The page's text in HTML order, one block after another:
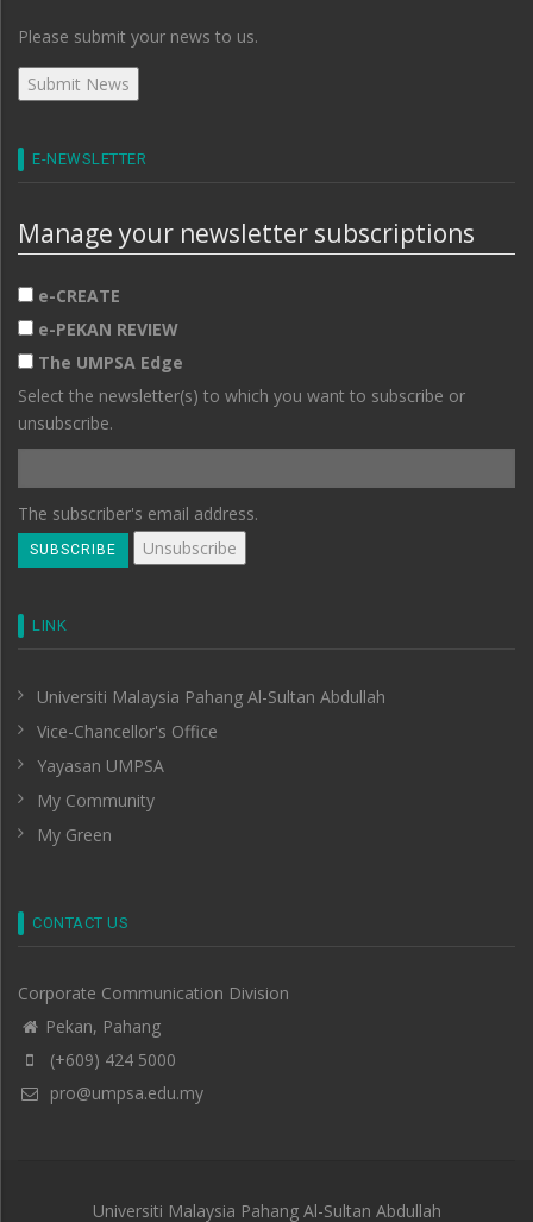
Please submit your news to us.
E-NEWSLETTER
Manage your newsletter subscriptions
e-CREATE
e-PEKAN REVIEW
The UMPSA Edge
Select the newsletter(s) to which you want to subscribe or
unsubscribe.
The subscriber's email address.
LINK
Universiti Malaysia Pahang Al-Sultan Abdullah
Vice-Chancellor's Office
Yayasan UMPSA
My Community
My Green
CONTACT US
Corporate Communication Division
Pekan, Pahang
(+609) 424 5000
pro@umpsa.edu.my
Universiti Malaysia Pahang Al-Sultan Abdullah